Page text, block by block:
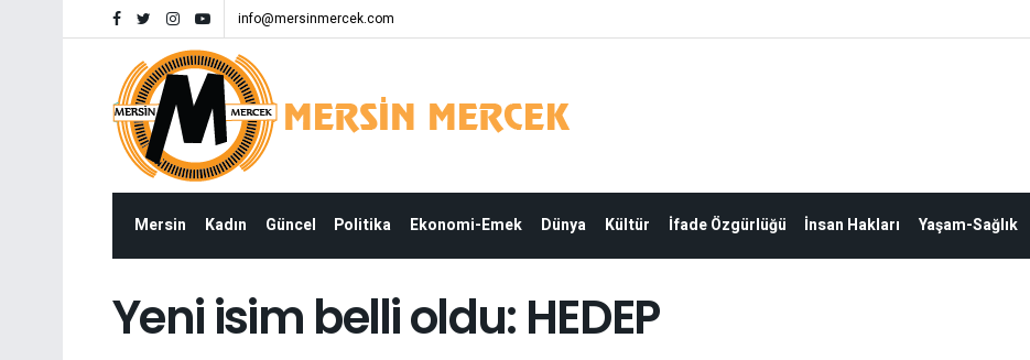
info@mersinmercek.com
Mersin Kadın Güncel Politika Ekonomi-Emek Dünya Kültür İfade Özgürlüğü İnsan Hakları Yaşam-Sağlık
Yeni isim belli oldu: HEDEP